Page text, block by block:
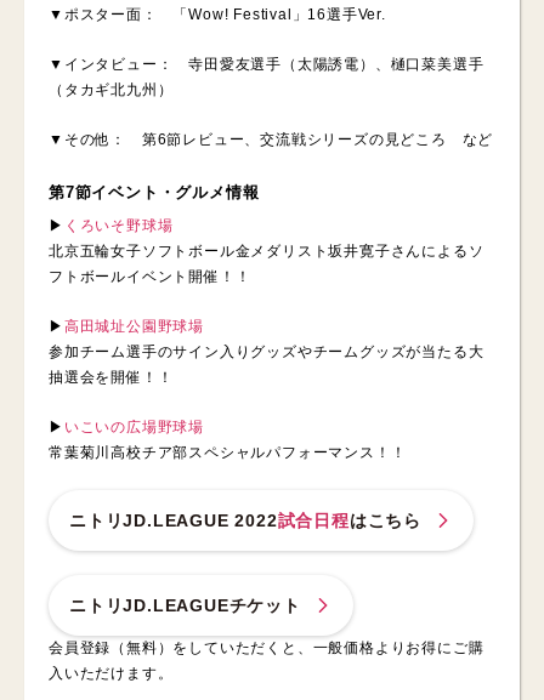
▼ポスター面： 「Wow! Festival」16選手Ver.
▼インタビュー： 寺田愛友選手（太陽誘電）、樋口菜美選手
（タカギ北九州）
▼その他： 第6節レビュー、交流戦シリーズの見どころ など
第7節イベント・グルメ情報
▶︎ くろいそ野球場
北京五輪女子ソフトボール金メダリスト坂井寛子さんによるソ
フトボールイベント開催！！
▶︎ 高田城址公園野球場
参加チーム選手のサイン入りグッズやチームグッズが当たる大
抽選会を開催！！
▶︎ いこいの広場野球場
常葉菊川高校チア部スペシャルパフォーマンス！！
ニトリJD.LEAGUE 2022試合日程はこちら
ニトリJD.LEAGUEチケット
会員登録（無料）をしていただくと、一般価格よりお得にご購
入いただけます。